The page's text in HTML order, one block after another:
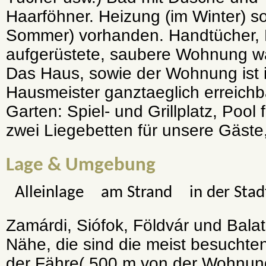
Haarföhner. Heizung (im Winter)
Sommer) vorhanden.
aufgerüstete, saubere Wohnung
Das Haus, sowie der Wohnung
Hausmeister ganztaeglich
Garten: Spiel- und Grillplatz, Pool
zwei Liegebetten für unsere
Lage & Umgebung
Alleinlage am Strand in der
Zamárdi, Siófok, Földvár und
Nähe, die sind die meist